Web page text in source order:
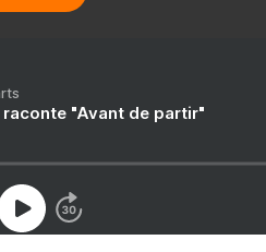
raconte "Avant de partir"